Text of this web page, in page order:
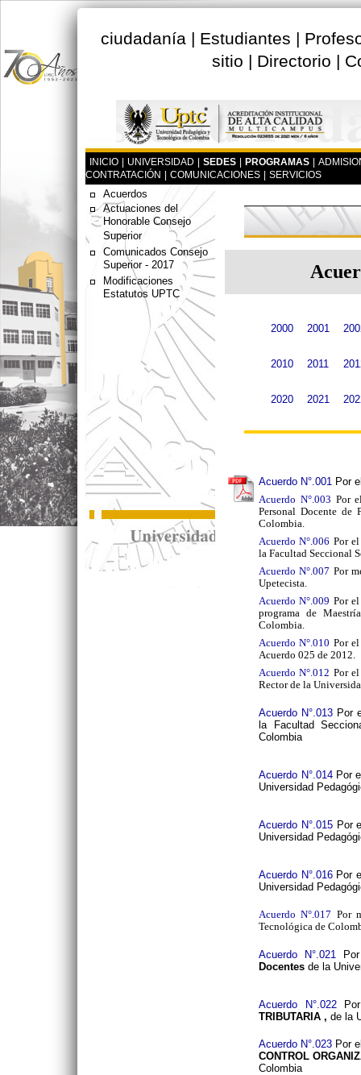
ciudadanía | Estudiantes |
sitio | Directorio |
INICIO UNIVERSIDAD SEDES PROGRAMAS
CONTRATACIÓN
COMUNICACIONES SERVICIOS
Acuerdos
Actuaciones del
Honorable Consejo
Superior
Comunicados Consejo
Superior - 2017
Modificaciones
Estatutos UPTC
2000 2001
2010 2011
2020 2021
Acuerdo N°.001 Por
Acuerdo N°.003 Por
Personal Docente de
Colombia.
Acuerdo N°.006 Por
la Facultad Seccional
Acuerdo N°.007 Por
Upetecista.
Acuerdo N°.009 Por
programa de
Colombia.
Acuerdo N°.010 Por
Acuerdo 025 de 2012.
Acuerdo N°.012 Por
Rector de la
Acuerdo N°.013 Por
la Facultad
Colombia
Acuerdo N°.014Por
Universidad
Acuerdo N°.015 Por
Universidad
Acuerdo N°.016Por
Universidad
Acuerdo N°.017 Por
Tecnológica de
Acuerdo N°.021
Docentes de la
Acuerdo N°.022Por
TRIBUTARIA , de la
Acuerdo N°.023 Por
CONTROL
Colombia